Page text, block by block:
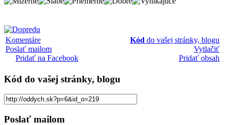
Komentáre
Poslať mailom
Pridať na Facebook
Kód do vašej stránky, blogu
Vytlačiť
Pridať obsah
Kód do vašej stránky, blogu
Poslať mailom